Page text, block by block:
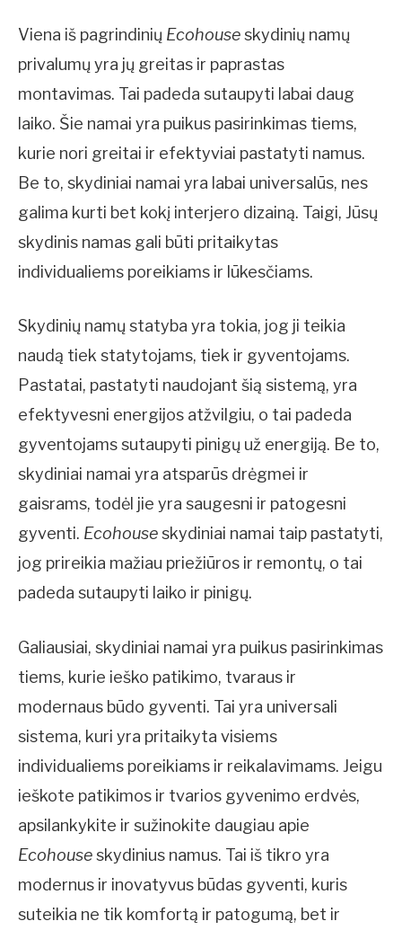
Viena iš pagrindinių Ecohouseskydinių namų
privalumų yra jų greitas ir paprastas
montavimas. Tai padeda sutaupyti labai daug
laiko. Šie namai yra puikus pasirinkimas tiems,
kurie nori greitai ir efektyviai pastatyti namus.
Be to, skydiniai namai yra labai universalūs, nes
galima kurti bet kokį interjero dizainą. Taigi, Jūsų
skydinis namas gali būti pritaikytas
individualiems poreikiams ir lūkesčiams.
Skydinių namų statyba yra tokia, jog ji teikia
naudą tiek statytojams, tiek ir gyventojams.
Pastatai, pastatyti naudojant šią sistemą, yra
efektyvesni energijos atžvilgiu, o tai padeda
gyventojams sutaupyti pinigų už energiją. Be to,
skydiniai namai yra atsparūs drėgmei ir
gaisrams, todėl jie yra saugesni ir patogesni
gyventi. Ecohouseskydiniai namai taip pastatyti,
jog prireikia mažiau priežiūros ir remontų, o tai
padeda sutaupyti laiko ir pinigų.
Galiausiai, skydiniai namai yra puikus pasirinkimas
tiems, kurie ieško patikimo, tvaraus ir
modernaus būdo gyventi. Tai yra universali
sistema, kuri yra pritaikyta visiems
individualiems poreikiams ir reikalavimams. Jeigu
ieškote patikimos ir tvarios gyvenimo erdvės,
apsilankykite ir sužinokite daugiau apie
Ecohouseskydinius namus. Tai iš tikro yra
modernus ir inovatyvus būdas gyventi, kuris
suteikia ne tik komfortą ir patogumą, bet ir